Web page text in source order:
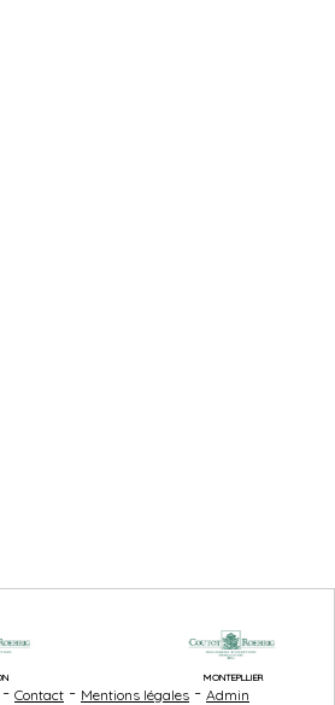
MONTEPLLIER
- Contact - Mentions légales - Admin